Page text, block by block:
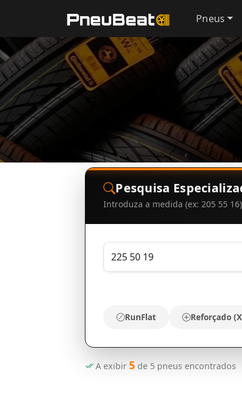
Pneus
Pesquisa
Introduza a medida (ex: 205 55
RunFlat Reforçado
A exibir 5de 5pneus encontrados